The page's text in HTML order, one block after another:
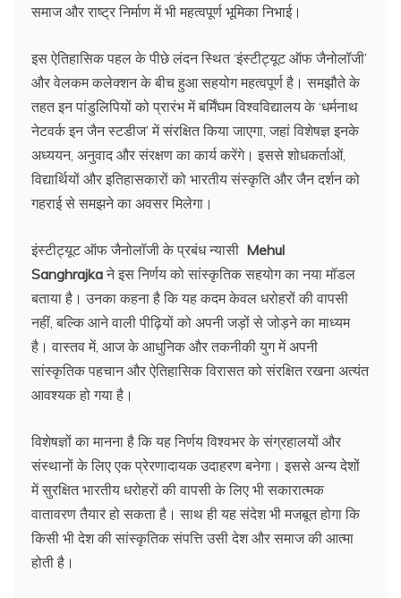
समाज और राष्ट्र निर्माण में भी महत्वपूर्ण भूमिका निभाई।
इस ऐतिहासिक पहल के पीछे लंदन स्थित ‘इंस्टीट्यूट ऑफ जैनोलॉजी’
और वेलकम कलेक्शन के बीच हुआ सहयोग महत्वपूर्ण है। समझौते के
तहत इन पांडुलिपियों को प्रारंभ में बर्मिंघम विश्वविद्यालय के ‘धर्मनाथ
नेटवर्क इन जैन स्टडीज’ में संरक्षित किया जाएगा, जहां विशेषज्ञ इनके
अध्ययन, अनुवाद और संरक्षण का कार्य करेंगे। इससे शोधकर्ताओं,
विद्यार्थियों और इतिहासकारों को भारतीय संस्कृति और जैन दर्शन को
गहराई से समझने का अवसर मिलेगा।
इंस्टीट्यूट ऑफ जैनोलॉजी के प्रबंध न्यासी Mehul
Sanghrajkaने इस निर्णय को सांस्कृतिक सहयोग का नया मॉडल
बताया है। उनका कहना है कि यह कदम केवल धरोहरों की वापसी
नहीं, बल्कि आने वाली पीढ़ियों को अपनी जड़ों से जोड़ने का माध्यम
है। वास्तव में, आज के आधुनिक और तकनीकी युग में अपनी
सांस्कृतिक पहचान और ऐतिहासिक विरासत को संरक्षित रखना अत्यंत
आवश्यक हो गया है।
विशेषज्ञों का मानना है कि यह निर्णय विश्वभर के संग्रहालयों और
संस्थानों के लिए एक प्रेरणादायक उदाहरण बनेगा। इससे अन्य देशों
में सुरक्षित भारतीय धरोहरों की वापसी के लिए भी सकारात्मक
वातावरण तैयार हो सकता है। साथ ही यह संदेश भी मजबूत होगा कि
किसी भी देश की सांस्कृतिक संपत्ति उसी देश और समाज की आत्मा
होती है।